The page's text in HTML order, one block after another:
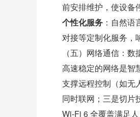
前安排维护，使设备
个性化服务 ：自然
对接等定制化服务，
（五）网络通信：
高速稳定的网络是智
支撑远程控制（如无
同时联网；三是切片
Wi-Fi 6 全覆盖满足